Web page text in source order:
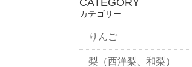
CATEGORY
カテゴリー
りんご
梨（西洋梨、和梨）